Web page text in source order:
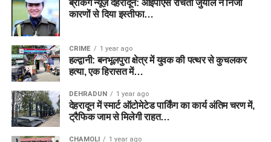
ब्रेकिंग न्यूज़ देहरादून: आईपीएस रचिता जुयाल ने निजी
कारणों से दिया इस्तीफा…
CRIME 1 year ago
हल्द्वानी: बनभूलपुरा क्षेत्र में युवक की पत्थर से कुचलकर
हत्या, एक हिरासत में…
DEHRADUN 1 year ago
देहरादून में स्मार्ट ऑटोमेटेड पार्किंग का कार्य अंतिम चरण में,
ट्रैफिक जाम से मिलेगी राहत…
CHAMOLI 1 year ago